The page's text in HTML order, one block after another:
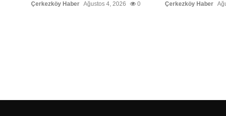
Çerkezköy Haber Ağustos 4, 2026 0 Çerkezköy Haber